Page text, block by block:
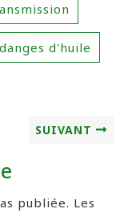
d'huile
SUIVANT
publiée. Les